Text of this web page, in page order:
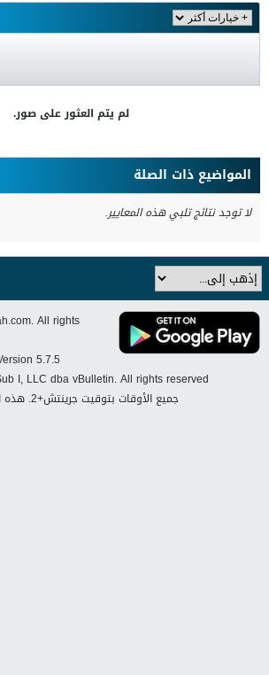
لم يتم العثور على صور.
المواضيع ذات الصلة
لا توجد نتائج تلبي هذه المعايير.
All rights
5.7.5
I, LLC dba vBulletin. All rights reserved.
جميع الأوقات بتوقيت جرينتش+2. هذه الصفحة أنشئت 06:45 AM.